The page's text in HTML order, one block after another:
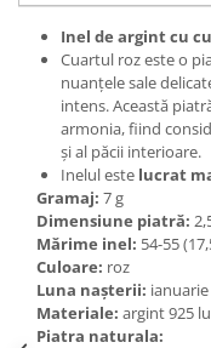
Bijuterii tanzanit
Bijuterii topaz
Bijuterii turcoaz
Bijuterii turmaline
Bijuterii morganit
Inel de argint cu
Cuartul roz este o
nuanțele sale
intens. Această
armonia, fiind
și al păcii interioare.
Inelul este lucrat
Gramaj: 7 g
Dimensiune piatră:
Mărime inel: 54-55
Culoare: roz
Luna nașterii: ianuarie
Materiale: argint 925
Piatra naturala: